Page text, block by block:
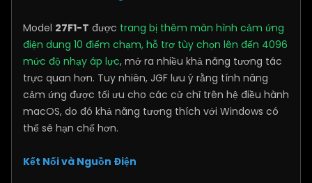
Model 27F1-T được trang bị thêm màn hình cảm ứng
điện dung 10 điểm chạm, hỗ trợ tùy chọn lên đến 4096
mức độ nhạy áp lực, mở ra nhiều khả năng tương tác
trực quan hơn. Tuy nhiên, JGF lưu ý rằng tính năng
cảm ứng được tối ưu cho các cử chỉ trên hệ điều hành
macOS, do đó khả năng tương thích với Windows có
thể sẽ hạn chế hơn.
Kết Nối và Nguồn Điện